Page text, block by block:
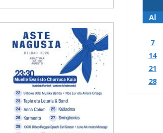
Al
7
14
21
28